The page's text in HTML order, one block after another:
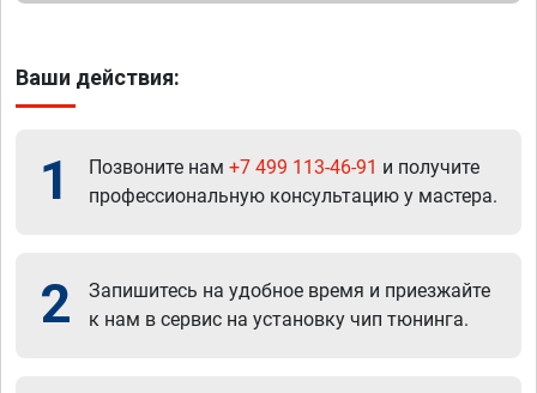
Ваши действия:
1 Позвоните нам +7 499 113-46-91 и получите
профессиональную консультацию у мастера.
2
Запишитесь на удобное время и приезжайте
к нам в сервис на установку чип тюнинга.